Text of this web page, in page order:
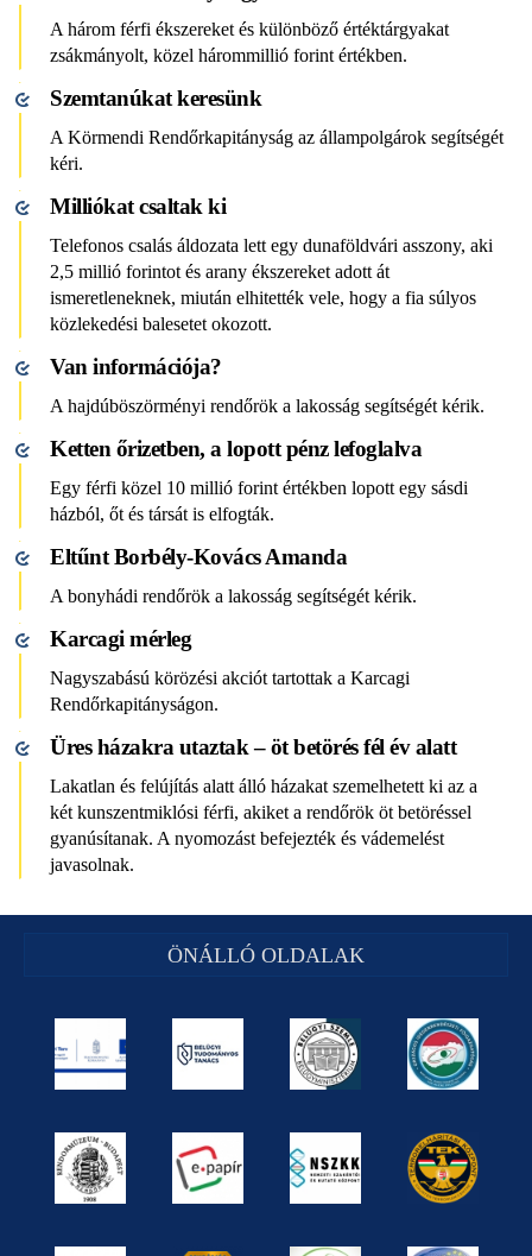
A három férfi ékszereket és különböző értéktárgyakat
zsákmányolt, közel hárommillió forint értékben.
Szemtanúkat keresünk
A Körmendi Rendőrkapitányság az állampolgárok segítségét
kéri.
Milliókat csaltak ki
Telefonos csalás áldozata lett egy dunaföldvári asszony, aki
2,5 millió forintot és arany ékszereket adott át
ismeretleneknek, miután elhitették vele, hogy a fia súlyos
közlekedési balesetet okozott.
Van információja?
A hajdúböszörményi rendőrök a lakosság segítségét kérik.
Ketten őrizetben, a lopott pénz lefoglalva
Egy férfi közel 10 millió forint értékben lopott egy sásdi
házból, őt és társát is elfogták.
Eltűnt Borbély-Kovács Amanda
A bonyhádi rendőrök a lakosság segítségét kérik.
Karcagi mérleg
Nagyszabású körözési akciót tartottak a Karcagi
Rendőrkapitányságon.
Üres házakra utaztak – öt betörés fél év alatt
Lakatlan és felújítás alatt álló házakat szemelhetett ki az a
két kunszentmiklósi férfi, akiket a rendőrök öt betöréssel
gyanúsítanak. A nyomozást befejezték és vádemelést
javasolnak.
ÖNÁLLÓ OLDALAK